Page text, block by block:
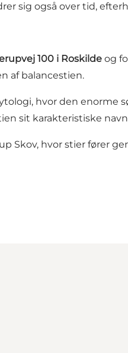
sig også over tid,
100 i Roskilde og
af balancestien.
hvor den
sit karakteristiske
Skov, hvor stier fører